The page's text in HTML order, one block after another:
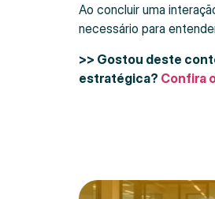
Ao concluir uma
necessário para
>> Gostou deste
estratégica? Confira